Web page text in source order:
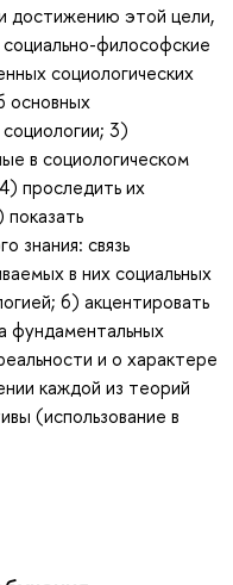
достижению этой цели,
философские
социологических
основных
3)
в социологическом
проследить их
показать
знания: связь
в них социальных
6) акцентировать
фундаментальных
и о характере
каждой из теорий
(использование в